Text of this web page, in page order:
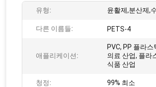
유형: 윤활제,분산제,
다른 이름들: PETS-4
애플리케이션:
PVC, PP 플라
의료 산업, 플라
식품 산업
청정: 99% 최소